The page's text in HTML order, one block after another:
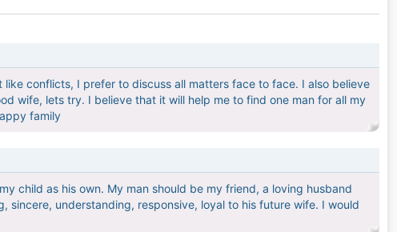
conflicts, I prefer to discuss all matters face to face. I also believe
wife, lets try. I believe that it will help me to find one man for all my
family
child as his own. My man should be my friend, a loving husband
sincere, understanding, responsive, loyal to his future wife. I would